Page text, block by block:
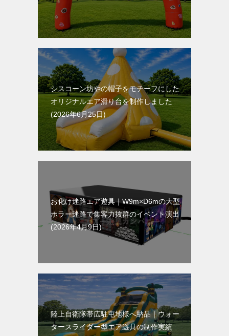
シスコーン坊やの帽子をモチーフにした
オリジナルエア滑り台を制作しました
2026年6月25日
お化け迷路エア遊具｜W9m×D6mの大型
ホラー迷路で集客力抜群のイベント演出
2026年4月9日
陸上自衛隊帯広駐屯地様へ納品｜ウォー
タースライダー型エア遊具の制作実績